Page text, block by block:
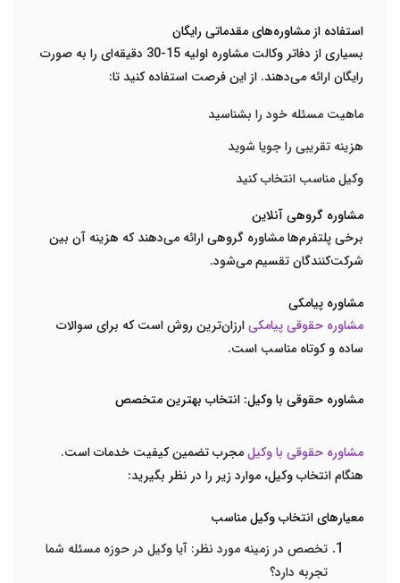
استفاده از مشاوره‌های مقدماتی رایگان
بسیاری از دفاتر وکالت مشاوره اولیه 15-30 دقیقه‌ای را به صورت
رایگان ارائه می‌دهند. از این فرصت استفاده کنید تا:
ماهیت مسئله خود را بشناسید
هزینه تقریبی را جویا شوید
وکیل مناسب انتخاب کنید
مشاوره گروهی آنلاین
برخی پلتفرم‌ها مشاوره گروهی ارائه می‌دهند که هزینه آن بین
شرکت‌کنندگان تقسیم می‌شود.
مشاوره پیامکی
مشاوره حقوقی پیامکیارزان‌ترین روش است که برای سوالات
ساده و کوتاه مناسب است.
مشاوره حقوقی با وکیل: انتخاب بهترین متخصص
مشاوره حقوقی با وکیلمجرب تضمین کیفیت خدمات است.
هنگام انتخاب وکیل، موارد زیر را در نظر بگیرید:
معیارهای انتخاب وکیل مناسب
تخصص در زمینه مورد نظر: آیا وکیل در حوزه مسئله شما
تجربه دارد؟